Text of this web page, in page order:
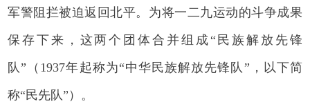
军警阻拦被迫返回北平。为将一二九运动的斗争成果
保存下来，这两个团体合并组成“民族解放先锋
队”（1937年起称为“中华民族解放先锋队”，以下简
称“民先队”）。